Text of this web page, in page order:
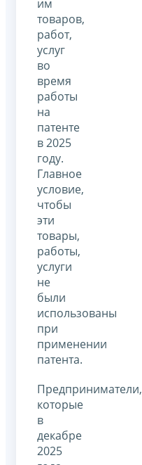
им
товаров,
работ,
услуг
во
время
работы
на
патенте
в 2025
году.
Главное
условие,
чтобы
эти
товары,
работы,
услуги
не
были
использованы
при
применении
патента.
Предприниматели,
которые
в
декабре
2025